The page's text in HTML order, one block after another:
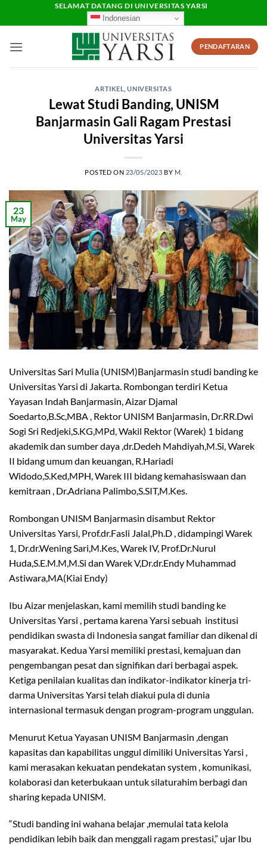
SELAMAT DATANG DI UNIVERSITAS YARSI
Indonesian
PENDAFTARAN
ARTIKEL ,UNIVERSITAS
Lewat Studi Banding, UNISM
Banjarmasin Gali Ragam Prestasi
Universitas Yarsi
POSTED ON 23/05/2023 BY M.
23
May
Universitas Sari Mulia (UNISM)Banjarmasin studi banding ke
Universitas Yarsi di Jakarta. Rombongan terdiri Ketua
Yayasan Indah Banjarmasin, Aizar Djamal
Soedarto,B.Sc,MBA , Rektor UNISM Banjarmasin, Dr.RR.Dwi
Sogi Sri Redjeki,S.KG,MPd, Wakil Rektor (Warek) 1 bidang
akademik dan sumber daya ,dr.Dedeh Mahdiyah,M.Si, Warek
II bidang umum dan keuangan, R.Hariadi
Widodo,S.Ked,MPH, Warek III bidang kemahasiswaan dan
kemitraan , Dr.Adriana Palimbo,S.SIT,M.Kes.
Rombongan UNISM Banjarmasin disambut Rektor
Universitas Yarsi, Prof.dr.Fasli Jalal,Ph.D , didampingi Warek
1, Dr.dr.Wening Sari,M.Kes, Warek IV, Prof.Dr.Nurul
Huda,S.E.M.M,M.Si dan Warek V,Dr.dr.Endy Muhammad
Astiwara,MA(Kiai Endy)
Ibu Aizar menjelaskan, kami memilih studi banding ke
Universitas Yarsi , pertama karena Yarsi sebuah institusi
pendidikan swasta di Indonesia sangat familiar dan dikenal di
masyarakat. Kedua Yarsi memiliki prestasi, kemajuan dan
pengembangan pesat dan signifikan dari berbagai aspek.
Ketiga penilaian kualitas dan indikator-indikator kinerja tri-
darma Universitas Yarsi telah diakui pula di dunia
internasional termasuk dengan program-program unggulan.
Menurut Ketua Yayasan UNISM Banjarmasin dengan
kapasitas dan kapabilitas unggul dimiliki Universitas Yarsi ,
kami merasakan kekuatan pendekatan system , komunikasi,
kolaborasi dan keterbukaan untuk silaturahim berbagi dan
sharing kepada UNISM.
“Studi banding ini wahana belajar ,memulai tata kelola
pendidikan lebih baik dan menggali ragam prestasi,” ujar Ibu